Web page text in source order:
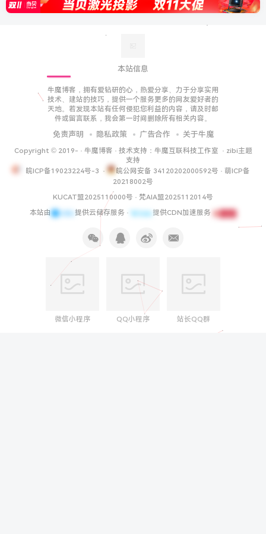
本站信息
牛魔博客，拥有爱钻研的心，热爱分享、力于分享实用
技术、建站的技巧，提供一个服务更多的网友爱好者的
天地。若发现本站有任何侵犯您利益的内容，请及时邮
件或留言联系，我会第一时间删除所有相关内容。
免责声明 隐私政策 广告合作 关于牛魔
Copyright © 2019- · 牛魔博客 · 技术支持： 牛魔互联科技工作室 · zibi主题
支持
皖ICP备19023224号-3 · 皖公网安备 34120202000592号 · 萌ICP备
20218002号
KUCAT盟2025110000号 · 梵AIA盟2025112014号
本站由
提供云储存服务 · 提供CDN加速服务
微信小程序 QQ小程序 站长QQ群